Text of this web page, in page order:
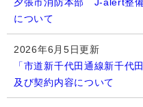
夕張市消防本部 J-alert整
について
2026年6月5日更新
「市道新千代田通線新千代
及び契約内容について